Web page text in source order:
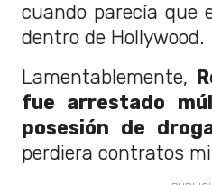
cuando parecía que
dentro de Hollywood.
Lamentablemente,
fue arrestado
posesión de
perdiera contratos